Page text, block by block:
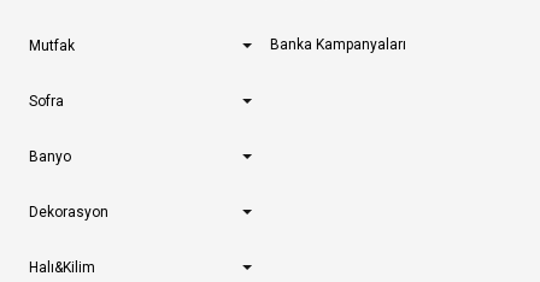
Mutfak
Sofra
Banyo
Dekorasyon
Halı&Kilim
Banka Kampanyaları